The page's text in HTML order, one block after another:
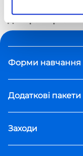
Дмитро Ігорьович
Форми навчання
Додаткові пакети
Заходи